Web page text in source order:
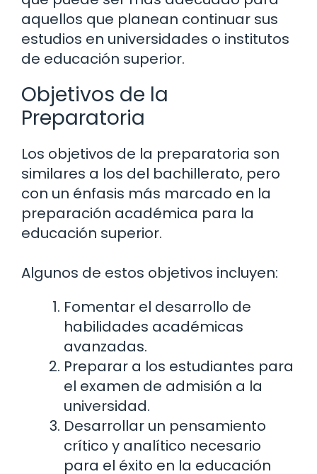
aquellos que planean continuar sus
estudios en universidades o institutos
de educación superior.
Objetivos de la
Preparatoria
Los objetivos de la preparatoria son
similares a los del bachillerato, pero
con un énfasis más marcado en la
preparación académica para la
educación superior.
Algunos de estos objetivos incluyen:
Fomentar el desarrollo de
habilidades académicas
avanzadas.
Preparar a los estudiantes para
el examen de admisión a la
universidad.
Desarrollar un pensamiento
crítico y analítico necesario
para el éxito en la educación